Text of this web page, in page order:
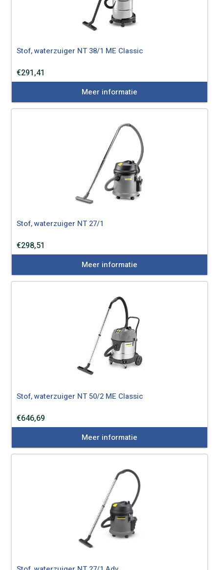
Stof, waterzuiger NT 38/1 ME Classic
€291,41
Meer informatie
Stof, waterzuiger NT 27/1
€298,51
Meer informatie
Stof, waterzuiger NT 50/2 ME Classic
€646,69
Meer informatie